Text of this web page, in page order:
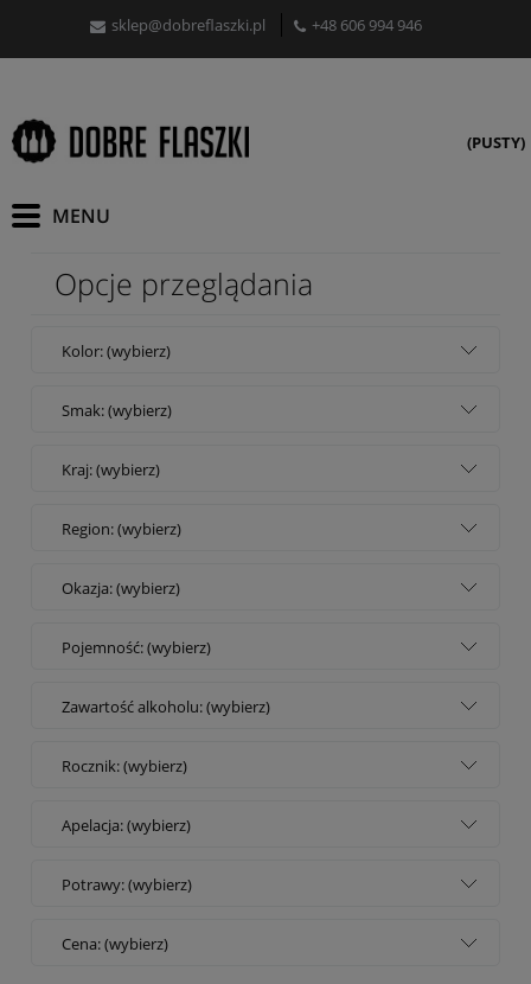
sklep@dobreflaszki.pl +48 606 994 946
(PUSTY)
Opcje przeglądania
Kolor: (wybierz)
Smak: (wybierz)
Kraj: (wybierz)
Region: (wybierz)
Okazja: (wybierz)
Pojemność: (wybierz)
Zawartość alkoholu: (wybierz)
Rocznik: (wybierz)
Apelacja: (wybierz)
Potrawy: (wybierz)
Cena: (wybierz)